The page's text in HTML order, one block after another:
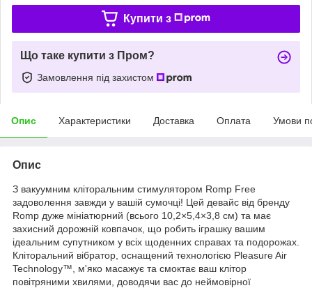
Купити з
Що таке купити з Пром?
Замовлення під захистом
Опис Характеристики Доставка Оплата Умови
Опис
З вакуумним кліторальним стимулятором Romp Free
задоволення завжди у вашій сумочці! Цей девайс від бренду
Romp дуже мініатюрний (всього 10,2×5,4×3,8 см) та має
захисний дорожній ковпачок, що робить іграшку вашим
ідеальним супутником у всіх щоденних справах та подорожах.
Кліторальний вібратор, оснащений технологією Pleasure Air
Technology™, м'яко масажує та смоктає ваш клітор
повітряними хвилями, доводячи вас до неймовірної